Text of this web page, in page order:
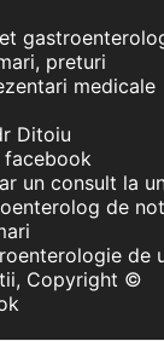
preturi
medicale
Ditoiu
un consult la
de
de
Copyright ©